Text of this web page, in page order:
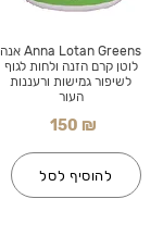
Anna Lotan Greens אנה
לוטן קרם הזנה ולחות לגוף
לשיפור גמישות ורעננות
העור
150 ₪
להוסיף לסל